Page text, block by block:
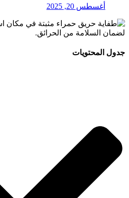
أغسطس 20, 2025
جدول المحتويات